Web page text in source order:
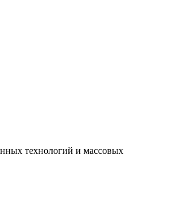
технологий и массовых